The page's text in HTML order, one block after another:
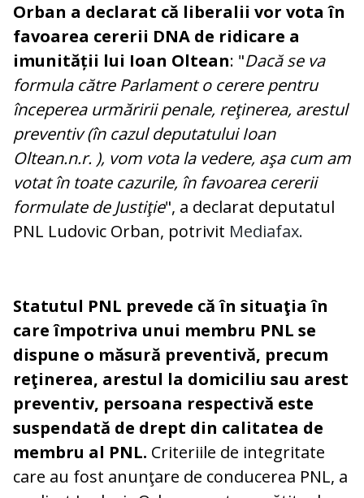
Orban a declarat că liberalii vor vota în
favoarea cererii DNA de ridicare a
imunității lui Ioan Oltean: "Dacă se va
formula către Parlament o cerere pentru
începerea urmăririi penale, reţinerea, arestul
preventiv (în cazul deputatului Ioan
Oltean.n.r. ), vom vota la vedere, aşa cum am
votat în toate cazurile, în favoarea cererii
formulate de Justiţie", a declarat deputatul
PNL Ludovic Orban, potrivit Mediafax.
Statutul PNL prevede că în situaţia în
care împotriva unui membru PNL se
dispune o măsură preventivă, precum
reţinerea, arestul la domiciliu sau arest
preventiv, persoana respectivă este
suspendată de drept din calitatea de
membru al PNL. Criteriile de integritate
care au fost anunţare de conducerea PNL, a